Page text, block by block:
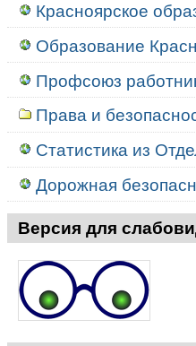
Красноярское
Образование
Профсоюз
Права и
Статистика из
Дорожная
Версия для